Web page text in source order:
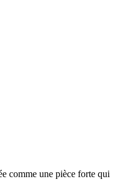
comme une pièce forte qui